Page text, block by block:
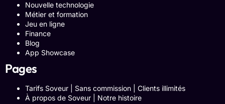
Nouvelle technologie
Métier et formation
Jeu en ligne
Finance
Blog
App Showcase
Pages
Tarifs Soveur | Sans commission | Clients illimités
À propos de Soveur | Notre histoire